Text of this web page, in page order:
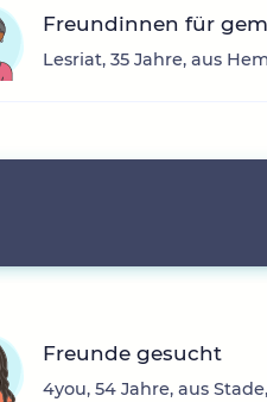
Freundinnen für
Lesriat, 35 Jahre, aus
Freunde gesucht
4you, 54 Jahre, aus